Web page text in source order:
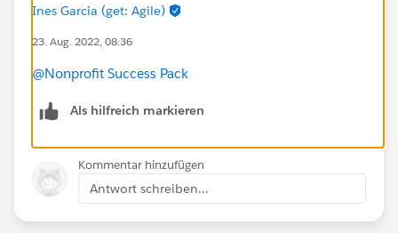
Ines Garcia (get: Agile)
23. Aug. 2022, 08:36
@Nonprofit Success Pack
Als hilfreich markieren
Kommentar hinzufügen
Antwort schreiben...